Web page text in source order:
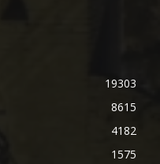
19303
8615
4182
1575